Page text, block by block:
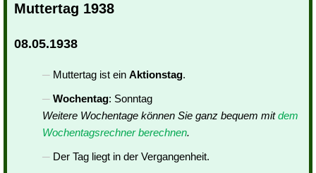
Muttertag 1938
08.05.1938
Muttertag ist ein Aktionstag.
Wochentag: Sonntag
Weitere Wochentage können Sie ganz bequem mitdem
Wochentagsrechner berechnen.
Der Tag liegt in der Vergangenheit.